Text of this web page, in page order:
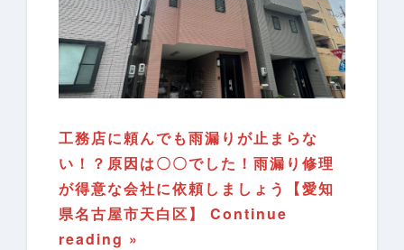
工務店に頼んでも雨漏りが止まらな
い！？原因は〇〇でした！雨漏り修理
が得意な会社に依頼しましょう【愛知
県名古屋市天白区】
Continue
reading »